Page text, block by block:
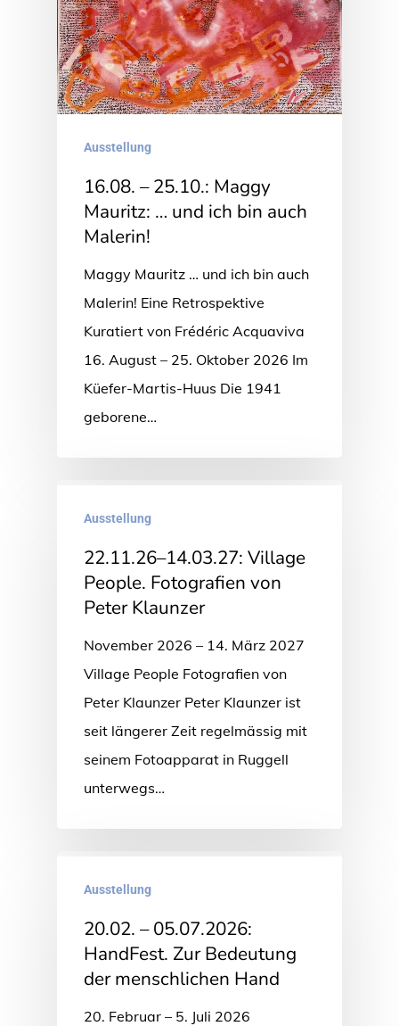
Ausstellung
16.08. – 25.10.: Maggy
Mauritz: … und ich bin auch
Malerin!
Maggy Mauritz … und ich bin auch
Malerin! Eine Retrospektive
Kuratiert von Frédéric Acquaviva
16. August – 25. Oktober 2026 Im
Küefer-Martis-Huus Die 1941
geborene…
Ausstellung
22.11.26–14.03.27: Village
People. Fotografien von
Peter Klaunzer
November 2026 – 14. März 2027
Village People Fotografien von
Peter Klaunzer Peter Klaunzer ist
seit längerer Zeit regelmässig mit
seinem Fotoapparat in Ruggell
unterwegs…
Ausstellung
20.02. – 05.07.2026:
HandFest. Zur Bedeutung
der menschlichen Hand
20. Februar – 5. Juli 2026